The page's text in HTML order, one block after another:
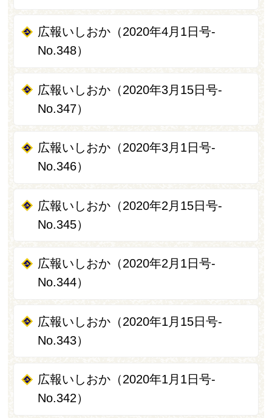
広報いしおか（2020年4月1日号-
No.348）
広報いしおか（2020年3月15日号-
No.347）
広報いしおか（2020年3月1日号-
No.346）
広報いしおか（2020年2月15日号-
No.345）
広報いしおか（2020年2月1日号-
No.344）
広報いしおか（2020年1月15日号-
No.343）
広報いしおか（2020年1月1日号-
No.342）